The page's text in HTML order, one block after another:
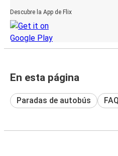
Descubre la App de Flix
En esta página
Paradas de autobús FAQ